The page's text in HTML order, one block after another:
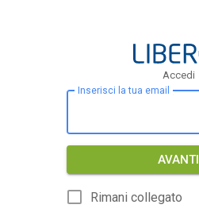
Accedi
Inserisci la tua email
AVANTI
Rimani collegato